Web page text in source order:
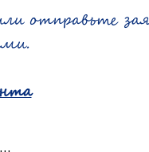
отправьте